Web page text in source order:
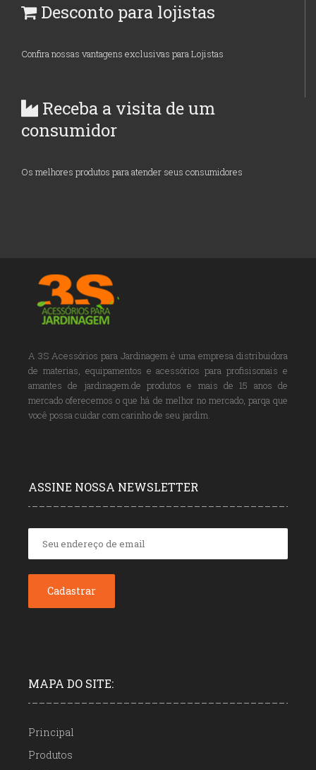
Desconto para lojistas
Confira nossas vantagens exclusivas para Lojistas
Receba a visita de um
consumidor
Os melhores produtos para atender seus consumidores
A 3S Acessórios para Jardinagem é uma empresa distribuidora
de materias, equipamentos e acessórios para profisisonais e
amantes de jardinagem.de produtos e mais de 15 anos de
mercado oferecemos o que há de melhor no mercado, parqa que
você possa cuidar com carinho de seu jardim.
ASSINE NOSSA NEWSLETTER
MAPA DO SITE:
Principal
Produtos